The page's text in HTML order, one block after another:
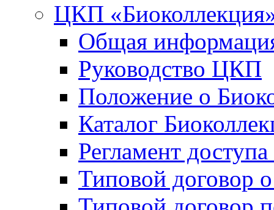
ЦКП
Общая
Руководство ЦКП
Положение о
Каталог
Регламент
Типовой договор